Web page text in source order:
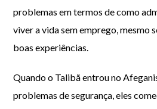
problemas em termos de como
viver a vida sem emprego, mesmo
boas experiências.
Quando o Talibã entrou no
problemas de segurança, eles